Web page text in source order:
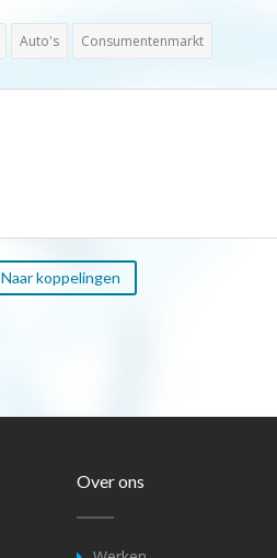
Auto's Consumentenmarkt
Naar koppelingen
Over ons